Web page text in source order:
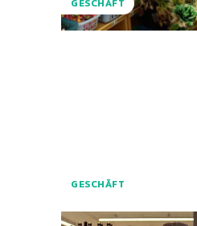
GESCHÄFT
GESCHÄFT